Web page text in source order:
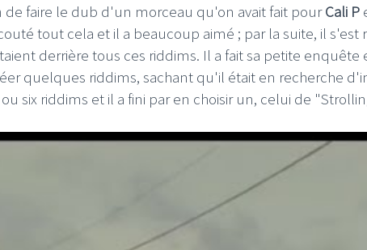
faire le dub d'un morceau qu'on avait fait pourCali P
tout cela et il a beaucoup aimé ; par la suite, il s'est
derrière tous ces riddims. Il a fait sa petite enquête
quelques riddims, sachant qu'il était en recherche
six riddims et il a fini par en choisir un, celui de